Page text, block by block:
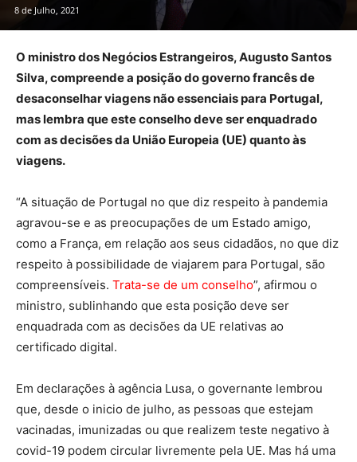
8 de Julho, 2021
O ministro dos Negócios Estrangeiros, Augusto Santos
Silva, compreende a posição do governo francês de
desaconselhar viagens não essenciais para Portugal,
mas lembra que este conselho deve ser enquadrado
com as decisões da União Europeia (UE) quanto às
viagens.
“A situação de Portugal no que diz respeito à pandemia
agravou-se e as preocupações de um Estado amigo,
como a França, em relação aos seus cidadãos, no que diz
respeito à possibilidade de viajarem para Portugal, são
compreensíveis. Trata-se de um conselho”, afirmou o
ministro, sublinhando que esta posição deve ser
enquadrada com as decisões da UE relativas ao
certificado digital.
Em declarações à agência Lusa, o governante lembrou
que, desde o inicio de julho, as pessoas que estejam
vacinadas, imunizadas ou que realizem teste negativo à
covid-19 podem circular livremente pela UE. Mas há uma